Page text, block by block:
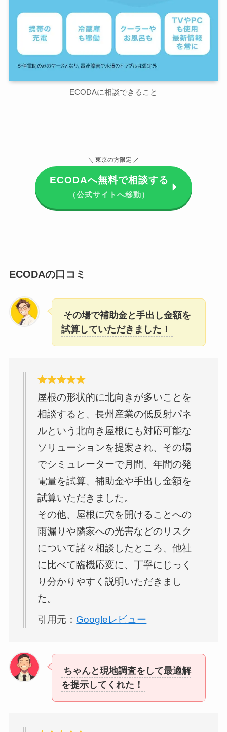
ECODAに相談できること
＼ 東京の方限定 ／
ECODAへ無料で相談する
（公式サイトへ移動）
ECODAの口コミ
その場で補助金と手出し金額を
試算していただきました！
屋根の形状的に北向きが多いことを
相談すると、長州産業の低反射パネ
ルという北向き屋根にも対応可能な
ソリューションを提案され、その場
でシミュレーターで月間、年間の発
電量を試算、補助金や手出し金額を
試算いただきました。
その他、屋根に穴を開けることへの
雨漏りや隣家への光害などのリスク
について諸々相談したところ、他社
に比べて臨機応変に、丁寧にじっく
り分かりやすく説明いただきまし
た。
引用元： Googleレビュー
ちゃんと現地調査をして最適解
を提示してくれた！